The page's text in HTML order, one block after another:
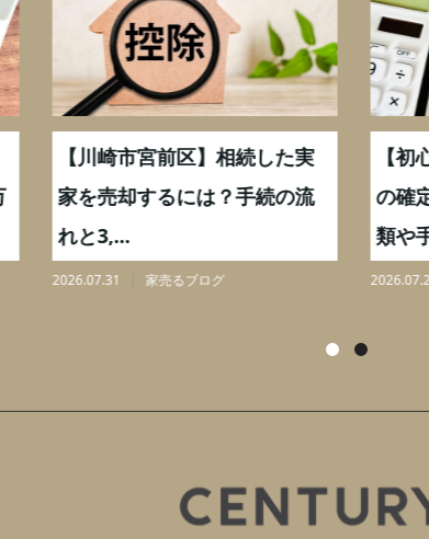
【川崎市宮前区】相続した実
家を売却するには？手続の流
れと3,...
2026.07.31 家売るブログ
【初
の確
類や
2026.07.27